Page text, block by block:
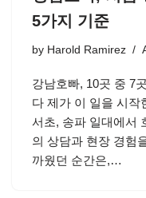
5가지 기준
by Harold Ramirez
강남호빠, 10곳 중 7
다 제가 이 일을 시작
서초, 송파 일대에서
의 상담과 현장 경험
까웠던 순간은,…